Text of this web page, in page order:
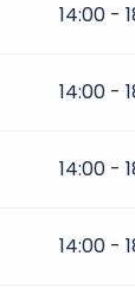
14:00 -
14:00 -
14:00 -
14:00 -